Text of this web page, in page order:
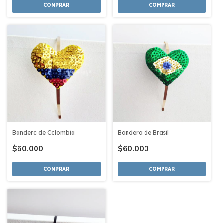
COMPRAR COMPRAR
Bandera de Colombia
$60.000
COMPRAR
Bandera de Brasil
$60.000
COMPRAR